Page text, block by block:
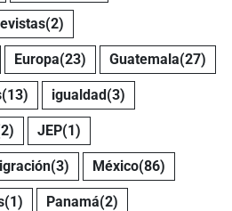
(2)
Europa(23) Guatemala(27)
(13) igualdad(3)
JEP(1)
(3) México(86)
(1) Panamá(2)